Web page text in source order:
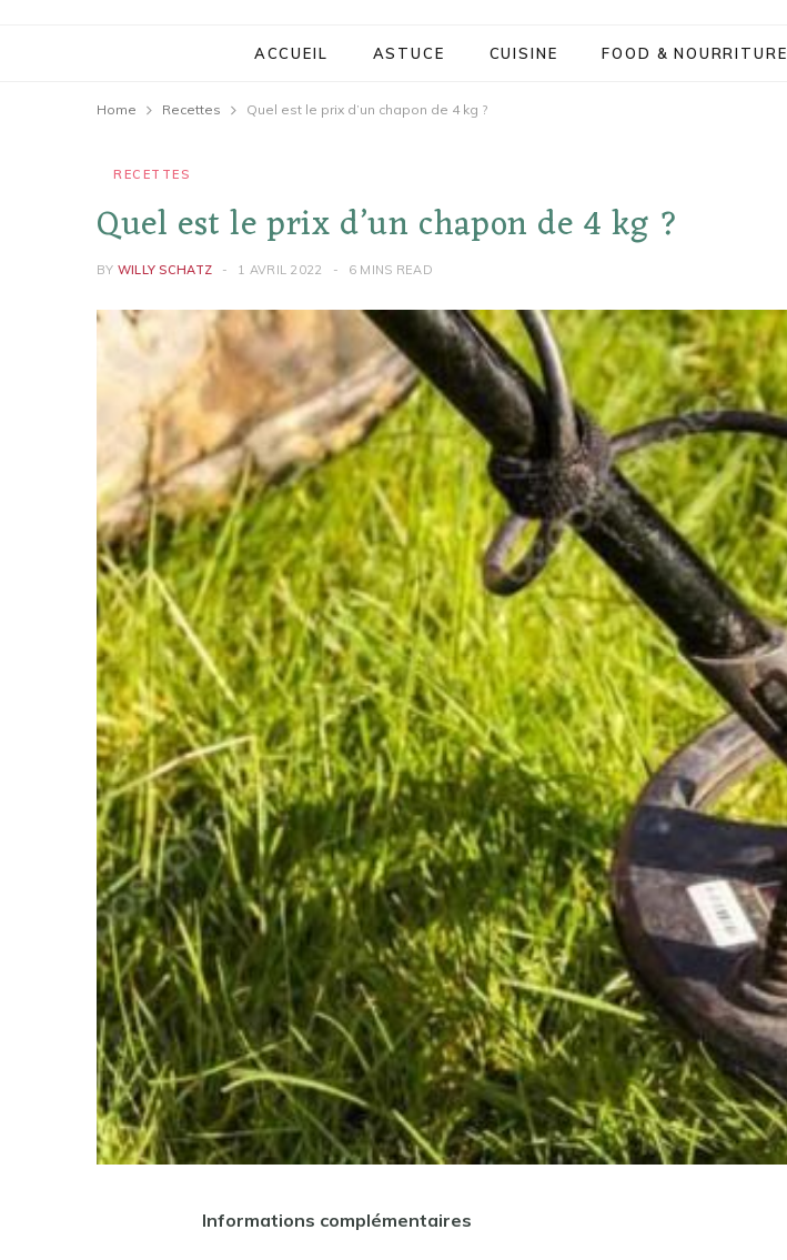
ACCUEIL ASTUCE CUISINE FOOD & NOURRITURE
Home Recettes Quel est le prix d’un chapon de 4 kg ?
RECETTES
Quel est le prix d’un chapon de 4 kg ?
BY WILLY SCHATZ 1 AVRIL 2022 6 MINS READ
Informations complémentaires